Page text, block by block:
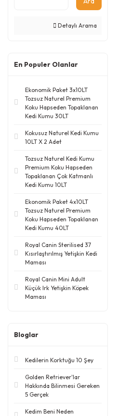
Detaylı Arama
En Populer Olanlar
Ekonomik Paket 3x10LT
Tozsuz Naturel Premium
Koku Hapseden Topaklanan
Kedi Kumu 30LT
Kokusuz Naturel Kedi Kumu
10LT X 2 Adet
Tozsuz Naturel Kedi Kumu
Premium Koku Hapseden
Topaklanan Çok Katmanlı
Kedi Kumu 10LT
Ekonomik Paket 4x10LT
Tozsuz Naturel Premium
Koku Hapseden Topaklanan
Kedi Kumu 40LT
Royal Canin Sterilised 37
Kısırlaştırılmış Yetişkin Kedi
Maması
Royal Canin Mini Adult
Küçük Irk Yetişkin Köpek
Maması
Bloglar
Kedilerin Korktuğu 10 Şey
Golden Retriever'lar
Hakkında Bilinmesi Gereken
5 Gerçek
Kedim Beni Neden